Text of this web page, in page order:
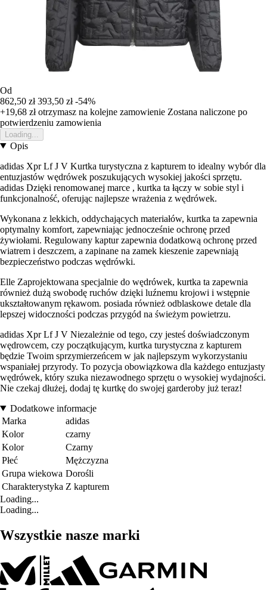
Od
862,50 zł 393,50 zł -54%
+19,68 złotrzymasz na kolejne zamowienie Zostana naliczone po
potwierdzeniu zamowienia
Loading...
Opis
adidas Xpr Lf J V Kurtka turystyczna z kapturem to idealny wybór dla
entuzjastów wędrówek poszukujących wysokiej jakości sprzętu.
adidas Dzięki renomowanej marce , kurtka ta łączy w sobie styl i
funkcjonalność, oferując najlepsze wrażenia z wędrówek.
Wykonana z lekkich, oddychających materiałów, kurtka ta zapewnia
optymalny komfort, zapewniając jednocześnie ochronę przed
żywiołami. Regulowany kaptur zapewnia dodatkową ochronę przed
wiatrem i deszczem, a zapinane na zamek kieszenie zapewniają
bezpieczeństwo podczas wędrówki.
Elle Zaprojektowana specjalnie do wędrówek, kurtka ta zapewnia
również dużą swobodę ruchów dzięki luźnemu krojowi i wstępnie
ukształtowanym rękawom. posiada również odblaskowe detale dla
lepszej widoczności podczas przygód na świeżym powietrzu.
adidas Xpr Lf J V Niezależnie od tego, czy jesteś doświadczonym
wędrowcem, czy początkującym, kurtka turystyczna z kapturem
będzie Twoim sprzymierzeńcem w jak najlepszym wykorzystaniu
wspaniałej przyrody. To pozycja obowiązkowa dla każdego entuzjasty
wędrówek, który szuka niezawodnego sprzętu o wysokiej wydajności.
Nie czekaj dłużej, dodaj tę kurtkę do swojej garderoby już teraz!
Dodatkowe informacje
Marka
adidas
Kolor
czarny
Kolor
Czarny
Płeć
Mężczyzna
Grupa wiekowa Dorośli
Charakterystyka Z kapturem
Loading...
Loading...
Wszystkie nasze marki